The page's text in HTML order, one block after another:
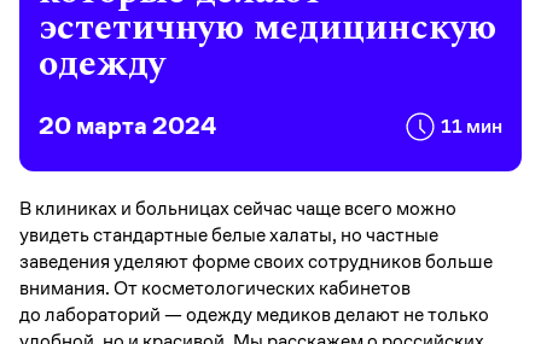
эстетичную медицинскую
одежду
20 марта 2024 11 мин
В клиниках и больницах сейчас чаще всего можно
увидеть стандартные белые халаты, но частные
заведения уделяют форме своих сотрудников больше
внимания. От косметологических кабинетов
до лабораторий — одежду медиков делают не только